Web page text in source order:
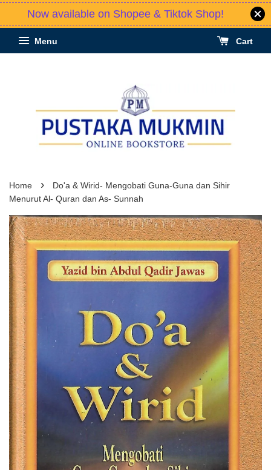
Now available on Shopee & Tiktok Shop!
Menu Cart
Home ›
Do'a & Wirid- Mengobati Guna-Guna dan Sihir
Menurut Al- Quran dan As- Sunnah